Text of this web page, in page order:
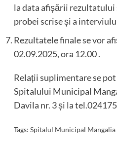
la data afișării rezultatului
probei scrise și a
Rezultatele finale se vor
02.09.2025, ora 12.00 .
Relații suplimentare se
Spitalului Municipal
Davila nr. 3 și la
Tags: Spitalul Municipal Mangalia